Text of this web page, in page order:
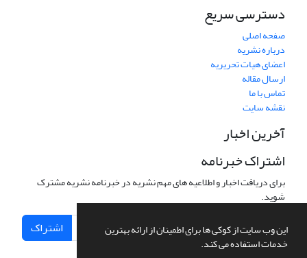
این وب سایت از کوکی ها برای اطمینان از ارائه بهترین
خدمات استفاده می کند.
دسترسی سریع
صفحه اصلی
درباره نشریه
اعضای هیات تحریریه
ارسال مقاله
تماس با ما
نقشه سایت
آخرین اخبار
اشتراک خبرنامه
برای دریافت اخبار و اطلاعیه های مهم نشریه در خبرنامه نشریه مشترک
شوید.
اشتراک